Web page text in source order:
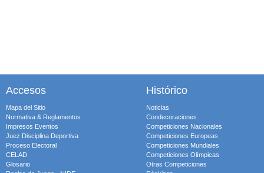
Accesos
Mapa del Sitio
Normativa & Reglamentos
Impresos Eventos
Juez Disciplina Deportiva
Proceso Electoral
CELAD
Glosario
Histórico
Noticias
Condecoraciones
Competiciones Nacionales
Competiciones Europeas
Competiciones Mundiales
Competiciones Olímpicas
Otras Competiciones